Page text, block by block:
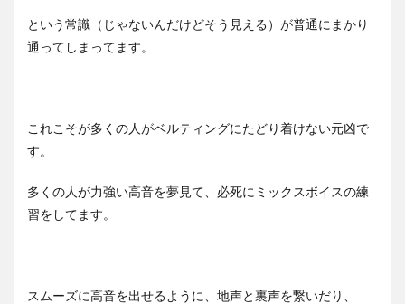
という常識（じゃないんだけどそう見える）が普通にまかり
通ってしまってます。
これこそが多くの人がベルティングにたどり着けない元凶で
す。
多くの人が力強い高音を夢見て、必死にミックスボイスの練
習をしてます。
スムーズに高音を出せるように、地声と裏声を繋いだり、